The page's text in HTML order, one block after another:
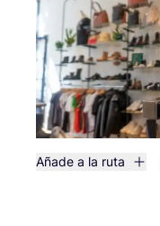
Añade a la ruta